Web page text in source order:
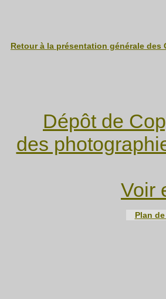
Retour à la présentation générale des
Dépôt de
des
Voir
Plan